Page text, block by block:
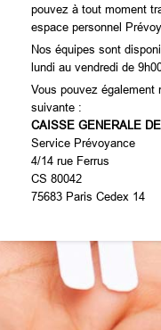
pouvez à tout moment
espace personnel
Nos équipes sont
lundi au vendredi de
Vous pouvez également
suivante :
CAISSE GENERALE
Service Prévoyance
4/14 rue Ferrus
CS 80042
75683 Paris Cedex 14